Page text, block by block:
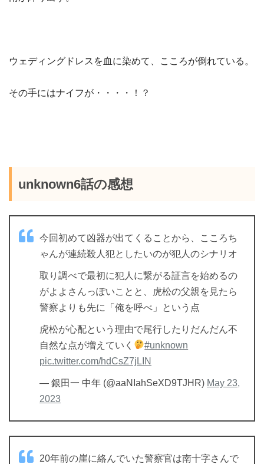
ウェディングドレスを血に染めて、こころが倒れている。
その手にはナイフが・・・・！？
unknown6話の感想
今回初めて凶器が出てくることから、こころち
ゃんが連続殺人犯としたいのが犯人のシナリオ
取り調べで最初に犯人に繋がる証言を始めるの
がよよさんっぽいことと、虎松の父親を見たら
警察よりも先に「俺を呼べ」という点
虎松が心配という理由で尾行したりだんだん不
自然な点が増えていく
#unknown
pic.twitter.com/hdCsZ7jLIN
— 銀田一 中年 (@aaNIahSeXD9TJHR) May 23,
2023
20年前の崖に絡んでいた警察官は南十字さんで